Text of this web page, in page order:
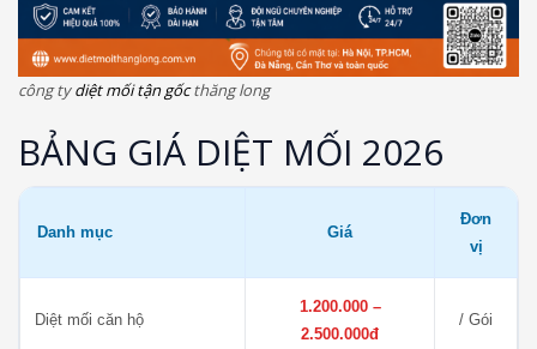
công tydiệt mối tận gốcthăng long
BẢNG GIÁ DIỆT MỐI 2026
Danh mục Giá
Đơn
vị
Diệt mối căn hộ
1.200.000 –
2.500.000đ
/ Gói